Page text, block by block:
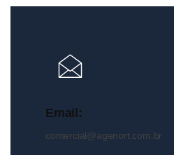
Email:
comercial@agenort.com.br